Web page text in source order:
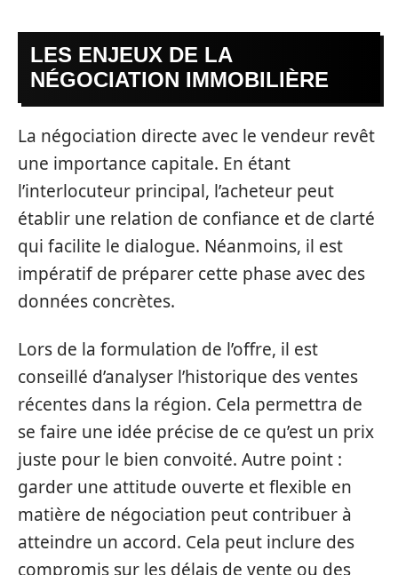
LES ENJEUX DE LA
NÉGOCIATION IMMOBILIÈRE
La négociation directe avec le vendeur revêt
une importance capitale. En étant
l’interlocuteur principal, l’acheteur peut
établir une relation de confiance et de clarté
qui facilite le dialogue. Néanmoins, il est
impératif de préparer cette phase avec des
données concrètes.
Lors de la formulation de l’offre, il est
conseillé d’analyser l’historique des ventes
récentes dans la région. Cela permettra de
se faire une idée précise de ce qu’est un prix
juste pour le bien convoité. Autre point :
garder une attitude ouverte et flexible en
matière de négociation peut contribuer à
atteindre un accord. Cela peut inclure des
compromis sur les délais de vente ou des